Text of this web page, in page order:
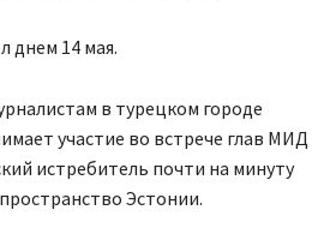
днем 14 мая.
в турецком городе
участие во встрече глав МИД
истребитель почти на минуту
Эстонии.